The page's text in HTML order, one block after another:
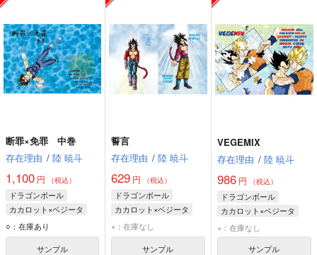
断罪×免罪 中巻
存在理由 / 陸 暁斗
1,100 円 （税込）
ドラゴンボール
カカロット×ベジータ
ベジータ
○：在庫あり
サンプル
誓言
存在理由 / 陸 暁斗
629 円 （税込）
ドラゴンボール
カカロット×ベジータ
ベジータ
×：在庫なし
サンプル
VEGEMIX
存在理由 / 陸 暁斗
986円 （税込）
ドラゴンボール
カカロット×ベジータ
ベジータ
×：在庫なし
サンプル